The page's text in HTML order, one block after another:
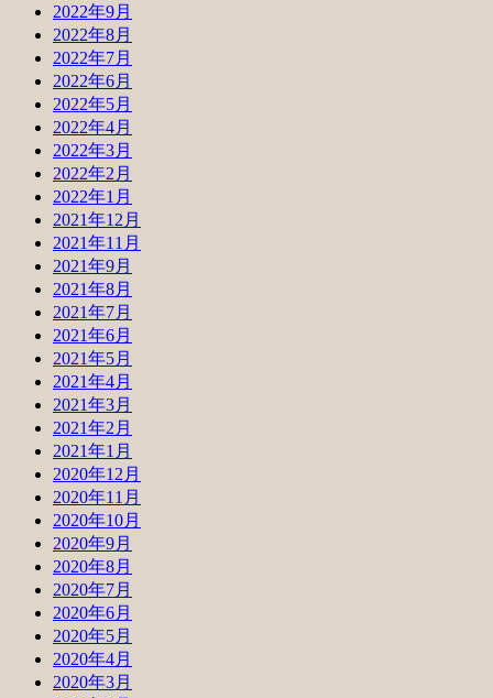
2022年9月
2022年8月
2022年7月
2022年6月
2022年5月
2022年4月
2022年3月
2022年2月
2022年1月
2021年12月
2021年11月
2021年9月
2021年8月
2021年7月
2021年6月
2021年5月
2021年4月
2021年3月
2021年2月
2021年1月
2020年12月
2020年11月
2020年10月
2020年9月
2020年8月
2020年7月
2020年6月
2020年5月
2020年4月
2020年3月